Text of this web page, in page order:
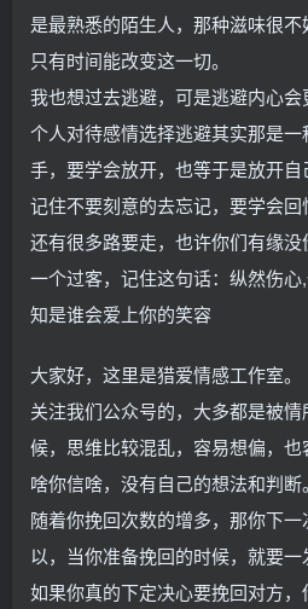
是最熟悉的陌生人，那种滋味很不
只有时间能改变这一切。
我也想过去逃避，可是逃避内心
个人对待感情选择逃避其实那是
手，要学会放开，也等于是放开自
记住不要刻意的去忘记，要学会
还有很多路要走，也许你们有缘
一个过客，记住这句话：纵然伤
知是谁会爱上你的笑容
大家好，这里是猎爱情感工作室。
关注我们公众号的，大多都是被
候，思维比较混乱，容易想偏，
啥你信啥，没有自己的想法和判断。
随着你挽回次数的增多，那你下
以，当你准备挽回的时候，就要一
如果你真的下定决心要挽回对方